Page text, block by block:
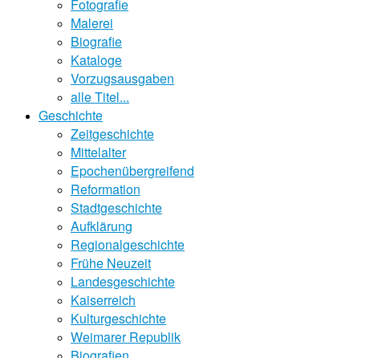
Fotografie
Malerei
Biografie
Kataloge
Vorzugsausgaben
alle Titel...
Geschichte
Zeitgeschichte
Mittelalter
Epochenübergreifend
Reformation
Stadtgeschichte
Aufklärung
Regionalgeschichte
Frühe Neuzeit
Landesgeschichte
Kaiserreich
Kulturgeschichte
Weimarer Republik